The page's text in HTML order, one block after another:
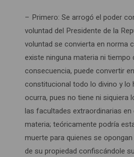
– Primero: Se arrogó el poder
voluntad del Presidente de la
voluntad se convierta en norma
existe ninguna materia ni tiempo
consecuencia, puede convertir
constitucional todo lo divino y lo
ocurra, pues no tiene ni siquiera
las facultades extraordinarias
materia; teóricamente podría
muerte para quienes se
de su propiedad confiscándole